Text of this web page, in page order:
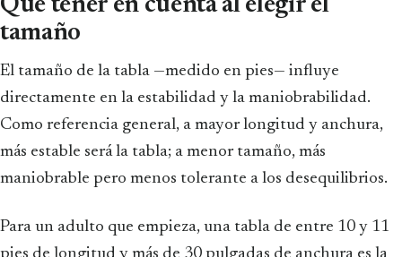
Qué tener en cuenta al elegir el
tamaño
El tamaño de la tabla —medido en pies— influye
directamente en la estabilidad y la maniobrabilidad.
Como referencia general, a mayor longitud y anchura,
más estable será la tabla; a menor tamaño, más
maniobrable pero menos tolerante a los desequilibrios.
Para un adulto que empieza, una tabla de entre 10 y 11